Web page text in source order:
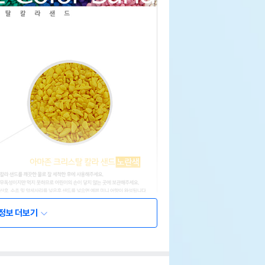
보 더보기